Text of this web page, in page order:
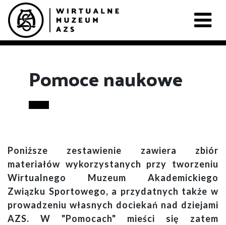
Pomoce naukowe
Poniższe zestawienie zawiera zbiór
materiałów wykorzystanych przy tworzeniu
Wirtualnego Muzeum Akademickiego
Związku Sportowego, a przydatnych także w
prowadzeniu własnych dociekań nad dziejami
AZS. W "Pomocach" mieści się zatem